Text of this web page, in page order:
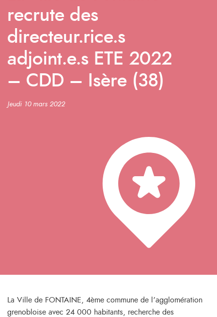
recrute des
directeur.rice.s
adjoint.e.s ETE 2022
– CDD – Isère (38)
Jeudi 10 mars 2022
La Ville de FONTAINE, 4ème commune de l’agglomération
grenobloise avec 24 000 habitants, recherche des